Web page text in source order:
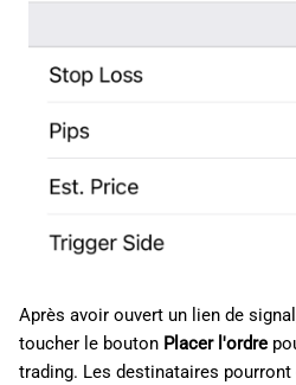
Après avoir ouvert un lien de
toucher le bouton Placer l'ordre
trading. Les destinataires